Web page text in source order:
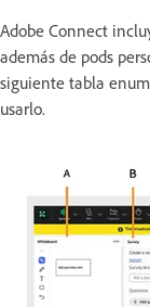
Adobe Connect
además de pods
siguiente tabla
usarlo.